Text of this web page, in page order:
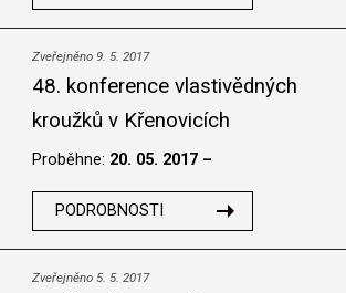
Zveřejněno 9. 5. 2017
48. konference vlastivědných
kroužků v Křenovicích
Proběhne: 20. 05. 2017 –
PODROBNOSTI
Zveřejněno 5. 5. 2017